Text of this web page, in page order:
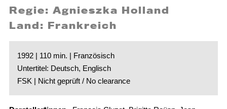
Regie: Agnieszka Holland
Land: Frankreich
1992 | 110 min. | Französisch
Untertitel: Deutsch, Englisch
FSK | Nicht geprüft / No clearance